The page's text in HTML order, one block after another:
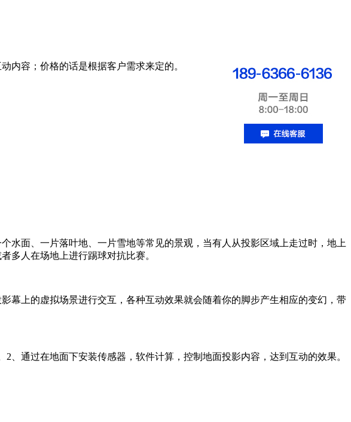
内容；价格的话是根据客户需求来定的。
水面、一片落叶地、一片雪地等常见的景观，当有人从投影区域上走过时，地上
多人在场地上进行踢球对抗比赛。
幕上的虚拟场景进行交互，各种互动效果就会随着你的脚步产生相应的变幻，带
通过在地面下安装传感器，软件计算，控制地面投影内容，达到互动的效果。